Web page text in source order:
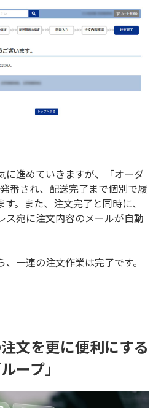
に進めていきますが、「オーダ
番され、配送完了まで個別で履
。また、注文完了と同時に、
ス宛に注文内容のメールが自動
一連の注文作業は完了です。
文を更に便利にする
ープ」